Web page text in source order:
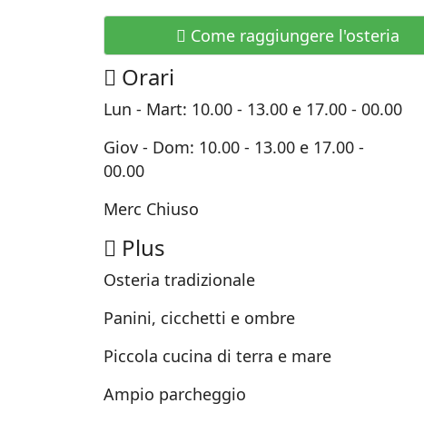
Come raggiungere l'osteria
Orari
Lun - Mart: 10.00 - 13.00 e 17.00 - 00.00
Giov - Dom: 10.00 - 13.00 e 17.00 -
00.00
Merc Chiuso
Plus
Osteria tradizionale
Panini, cicchetti e ombre
Piccola cucina di terra e mare
Ampio parcheggio